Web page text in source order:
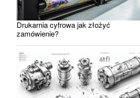
Drukarnia cyfrowa jak złożyć
zamówienie?